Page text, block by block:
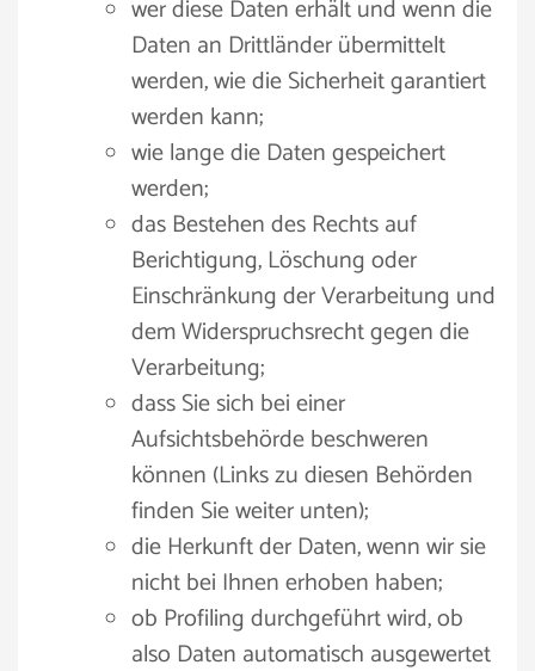
wer diese Daten erhält und wenn die
Daten an Drittländer übermittelt
werden, wie die Sicherheit garantiert
werden kann;
wie lange die Daten gespeichert
werden;
das Bestehen des Rechts auf
Berichtigung, Löschung oder
Einschränkung der Verarbeitung und
dem Widerspruchsrecht gegen die
Verarbeitung;
dass Sie sich bei einer
Aufsichtsbehörde beschweren
können (Links zu diesen Behörden
finden Sie weiter unten);
die Herkunft der Daten, wenn wir sie
nicht bei Ihnen erhoben haben;
ob Profiling durchgeführt wird, ob
also Daten automatisch ausgewertet